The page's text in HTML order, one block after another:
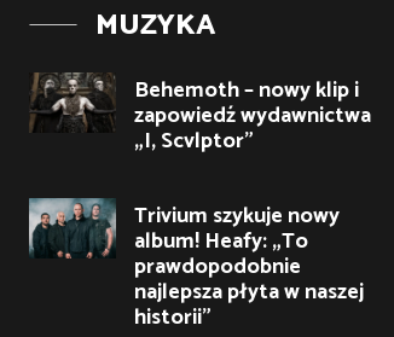
MUZYKA
Behemoth – nowy klip i
zapowiedź wydawnictwa
„I, Scvlptor”
Trivium szykuje nowy
album! Heafy: „To
prawdopodobnie
najlepsza płyta w naszej
historii”